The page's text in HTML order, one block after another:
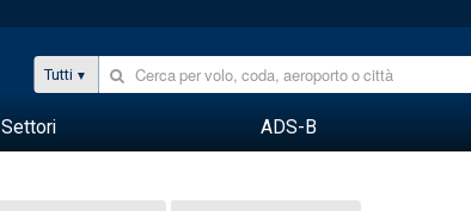
Tutti
Settori ADS-B